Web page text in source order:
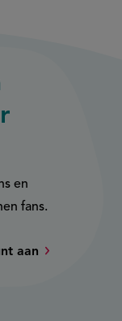
en
fans.
aan